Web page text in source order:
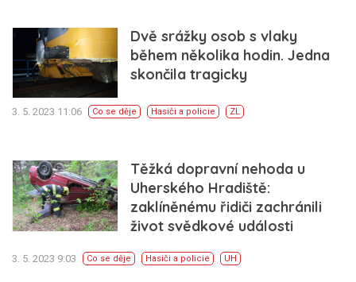
Dvě srážky osob s vlaky
během několika hodin. Jedna
skončila tragicky
3. 5. 2023 11:06 Co se děje Hasiči a policie ZL
Těžká dopravní nehoda u
Uherského Hradiště:
zaklíněnému řidiči zachránili
život svědkové události
3. 5. 2023 9:03 Co se děje Hasiči a policie UH